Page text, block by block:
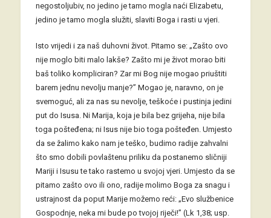
negostoljubiv, no jedino je tamo mogla naći Elizabetu,
jedino je tamo mogla služiti, slaviti Boga i rasti u vjeri.
Isto vrijedi i za naš duhovni život. Pitamo se: „Zašto ovo
nije moglo biti malo lakše? Zašto mi je život morao biti
baš toliko kompliciran? Zar mi Bog nije mogao priuštiti
barem jednu nevolju manje?” Mogao je, naravno, on je
svemoguć, ali za nas su nevolje, teškoće i pustinja jedini
put do Isusa. Ni Marija, koja je bila bez grijeha, nije bila
toga pošteđena; ni Isus nije bio toga pošteđen. Umjesto
da se žalimo kako nam je teško, budimo radije zahvalni
što smo dobili povlaštenu priliku da postanemo sličniji
Mariji i Isusu te tako rastemo u svojoj vjeri. Umjesto da se
pitamo zašto ovo ili ono, radije molimo Boga za snagu i
ustrajnost da poput Marije možemo reći: „Evo službenice
Gospodnje, neka mi bude po tvojoj riječi!” (Lk 1,38; usp.